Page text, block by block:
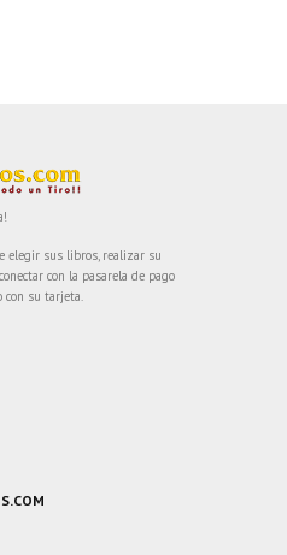
elegir sus libros, realizar su
con la pasarela de pago
su tarjeta.